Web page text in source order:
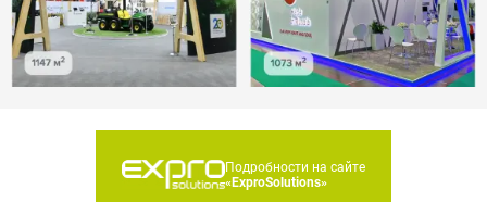
Подробности на сайте
«ExproSolutions»